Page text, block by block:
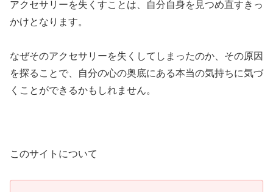
アクセサリーを失くすことは、自分自身を見つめ直すきっ
かけとなります。
なぜそのアクセサリーを失くしてしまったのか、その原因
を探ることで、自分の心の奥底にある本当の気持ちに気づ
くことができるかもしれません。
このサイトについて